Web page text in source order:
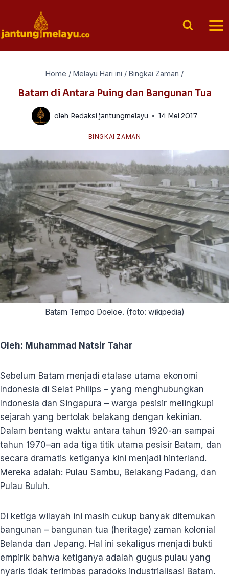
content
Home / Melayu Hari ini / Bingkai Zaman /
Batam di Antara Puing dan Bangunan Tua
oleh Redaksi jantungmelayu 14 Mei 2017
BINGKAI ZAMAN
Batam Tempo Doeloe. (foto: wikipedia)
Oleh: Muhammad Natsir Tahar
Sebelum Batam menjadi etalase utama ekonomi
Indonesia di Selat Philips – yang menghubungkan
Indonesia dan Singapura – warga pesisir melingkupi
sejarah yang bertolak belakang dengan kekinian.
Dalam bentang waktu antara tahun 1920-an sampai
tahun 1970–an ada tiga titik utama pesisir Batam, dan
secara dramatis ketiganya kini menjadi hinterland.
Mereka adalah: Pulau Sambu, Belakang Padang, dan
Pulau Buluh.
Di ketiga wilayah ini masih cukup banyak ditemukan
bangunan – bangunan tua (heritage) zaman kolonial
Belanda dan Jepang. Hal ini sekaligus menjadi bukti
empirik bahwa ketiganya adalah gugus pulau yang
nyaris tidak terimbas paradoks industrialisasi Batam.